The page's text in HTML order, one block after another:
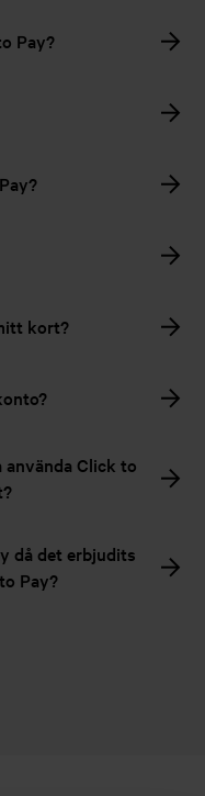
Pay?
kort?
Click to
då det erbjudits
Pay?